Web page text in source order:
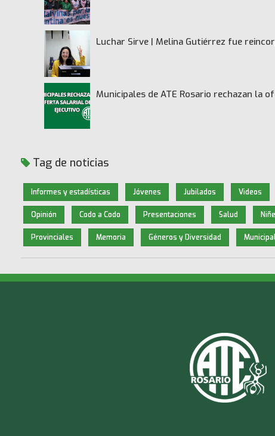
Luchar Sirve | Melina Gutiérrez fue
Municipales de ATE Rosario rechazan la
Tag de noticias
Informes y estadísticas Jóvenes Jubilados Videos
Opinión Codo a Codo Presentaciones Salud
Provinciales Memoria Géneros y Diversidad